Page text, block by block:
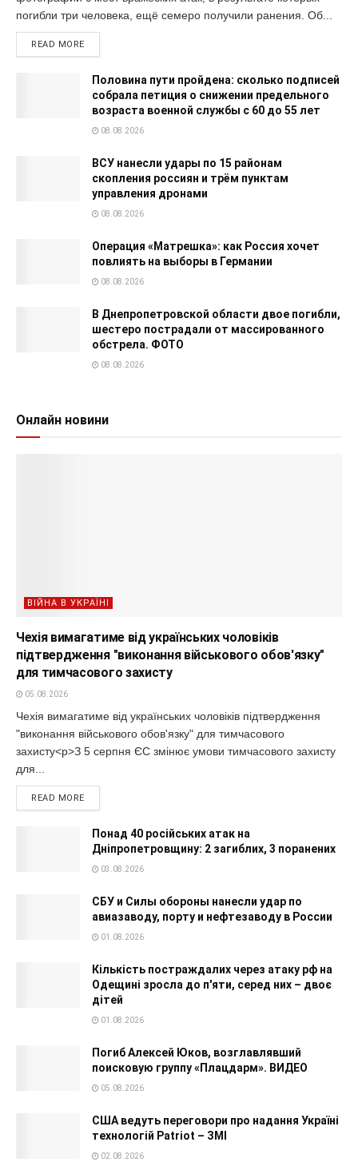
погибли три человека, ещё семеро получили ранения. Об...
READ MORE
Половина пути пройдена: сколько подписей
собрала петиция о снижении предельного
возраста военной службы с 60 до 55 лет
08.08.2026
ВСУ нанесли удары по 15 районам
скопления россиян и трём пунктам
управления дронами
08.08.2026
Операция «Матрешка»: как Россия хочет
повлиять на выборы в Германии
08.08.2026
В Днепропетровской области двое погибли,
шестеро пострадали от массированного
обстрела. ФОТО
08.08.2026
Онлайн новини
ВІЙНА В УКРАЇНІ
Чехія вимагатиме від українських чоловіків
підтвердження "виконання військового обов'язку"
для тимчасового захисту
05.08.2026
Чехія вимагатиме від українських чоловіків підтвердження
"виконання військового обов'язку" для тимчасового
захисту<p>З 5 серпня ЄС змінює умови тимчасового захисту
для...
READ MORE
Понад 40 російських атак на
Дніпропетровщину: 2 загиблих, 3 поранених
03.08.2026
СБУ и Силы обороны нанесли удар по
авиазаводу, порту и нефтезаводу в России
01.08.2026
Кількість постраждалих через атаку рф на
Одещині зросла до п'яти, серед них – двоє
дітей
01.08.2026
Погиб Алексей Юков, возглавлявший
поисковую группу «Плацдарм». ВИДЕО
05.08.2026
США ведуть переговори про надання Україні
технологій Patriot – ЗМІ
02.08.2026